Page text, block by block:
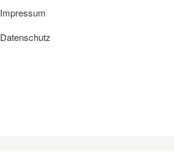
Impressum
Datenschutz